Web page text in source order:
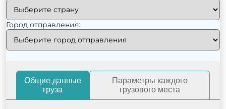
Город отправления:
Общие данные
груза
Параметры каждого
грузового места